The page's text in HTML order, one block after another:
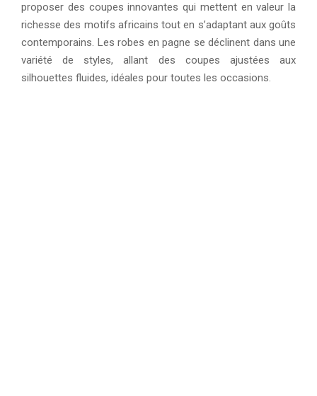
proposer des coupes innovantes qui mettent en valeur la
richesse des motifs africains tout en s’adaptant aux goûts
contemporains. Les robes en pagne se déclinent dans une
variété de styles, allant des coupes ajustées aux
silhouettes fluides, idéales pour toutes les occasions.